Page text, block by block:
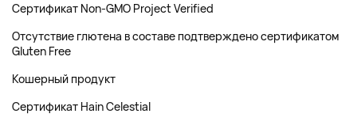
Сертификат Non-GMO Project Verified
Отсутствие глютена в составе подтверждено сертификатом
Gluten Free
Кошерный продукт
Сертификат Hain Celestial